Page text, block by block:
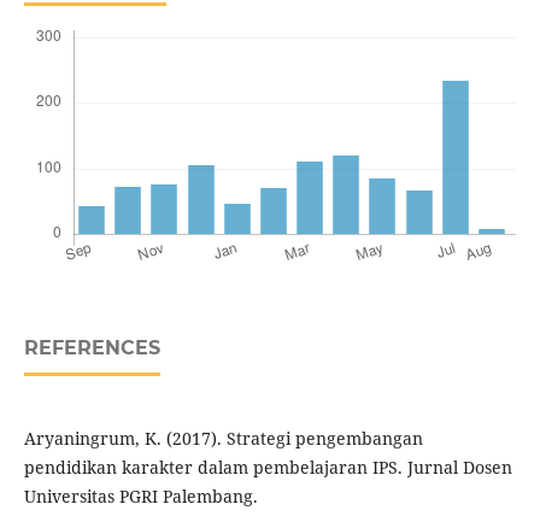
REFERENCES
Aryaningrum, K. (2017). Strategi pengembangan
pendidikan karakter dalam pembelajaran IPS. Jurnal Dosen
Universitas PGRI Palembang.